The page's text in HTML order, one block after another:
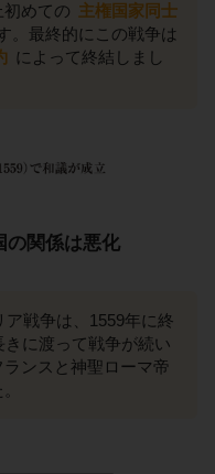
めての 主権国家同士
。最終的にこの戦争は
によって終結しまし
の関係は悪化
ア戦争は、1559年に終
に渡って戦争が続い
ンスと神聖ローマ帝